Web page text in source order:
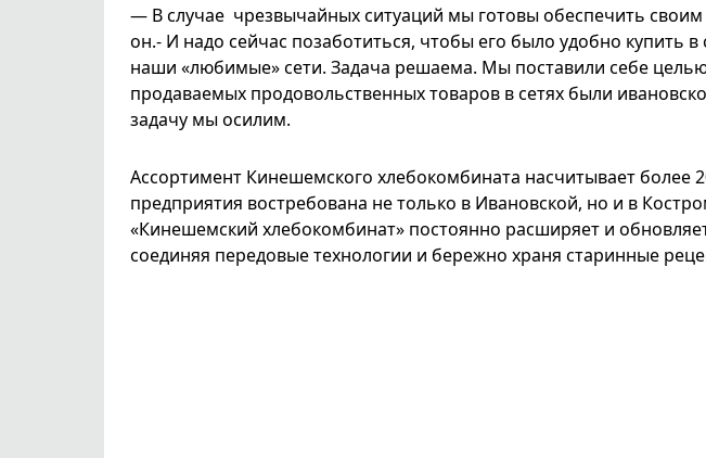
— В случае чрезвычайных ситуаций мы готовы обеспечить своим
он.- И надо сейчас позаботиться, чтобы его было удобно купить
наши «любимые» сети. Задача решаема. Мы поставили себе целью
продаваемых продовольственных товаров в сетях были
задачу мы осилим.
Ассортимент Кинешемского хлебокомбината насчитывает более
предприятия востребована не только в Ивановской, но и в
«Кинешемский хлебокомбинат» постоянно расширяет и
соединяя передовые технологии и бережно храня старинные